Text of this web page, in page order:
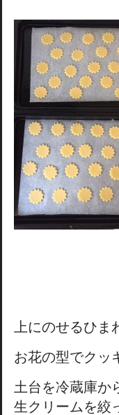
上にのせるひま
お花の型でクッ
土台を冷蔵庫か
生クリームを絞